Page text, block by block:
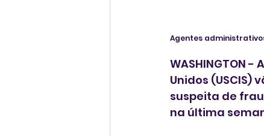
Agentes
WASHINGTON
Unidos
suspeita de
na última